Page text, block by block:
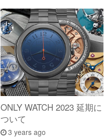
ONLY WATCH 2023 延期に
ついて
3 years ago